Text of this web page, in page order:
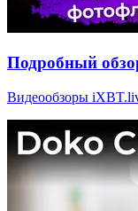
Подробный
Видеообзоры